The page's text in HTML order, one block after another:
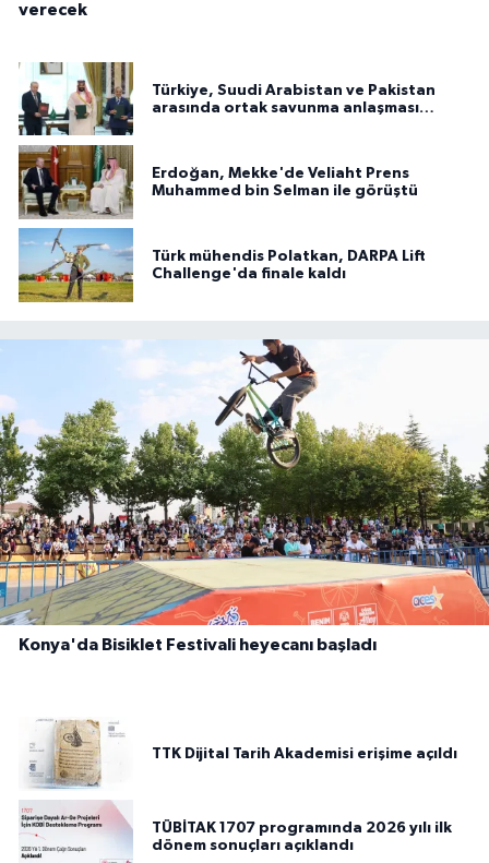
verecek
Türkiye, Suudi Arabistan ve Pakistan
arasında ortak savunma anlaşması
Erdoğan, Mekke'de Veliaht Prens
Muhammed bin Selman ile görüştü
Türk mühendis Polatkan, DARPA Lift
Challenge'da finale kaldı
Konya'da Bisiklet Festivali heyecanı başladı
TTK Dijital Tarih Akademisi erişime açıldı
TÜBİTAK 1707 programında 2026 yılı ilk
dönem sonuçları açıklandı